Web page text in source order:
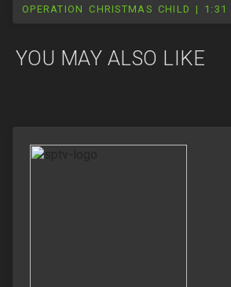
OPERATION CHRISTMAS CHILD | 1:31
YOU MAY ALSO LIKE